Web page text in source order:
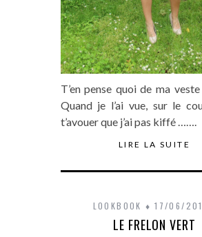
T’en pense quoi de ma
Quand je l’ai vue, sur le
t’avouer que j’ai pas kiffé …….
LIRE LA SUITE
LOOKBOOK 17/06/
LE FRELON VERT